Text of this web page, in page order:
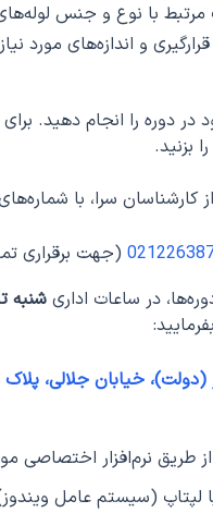
فاز ۲ معماری اطلاعات مرتبط با
و اندازه‌های مورد
دوره را انجام دهید. برای
را بزنید.
سرا، با
(جهت برقراری
در ساعات اداریشنبه
پلاک ۲۰، طبقه سوم، واحد ۳ (موسسه سرا)
طریق نرم‌افزار اختصاصی
لپتاپ (سیستم عامل